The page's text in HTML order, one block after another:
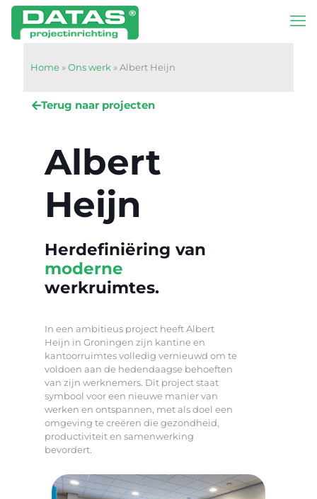
Home »Ons werk »Albert Heijn
Terug naar projecten
Albert
Heijn
Herdefiniëring van
moderne
werkruimtes.
In een ambitieus project heeft Albert
Heijn in Groningen zijn kantine en
kantoorruimtes volledig vernieuwd om te
voldoen aan de hedendaagse behoeften
van zijn werknemers. Dit project staat
symbool voor een nieuwe manier van
werken en ontspannen, met als doel een
omgeving te creëren die gezondheid,
productiviteit en samenwerking
bevordert.